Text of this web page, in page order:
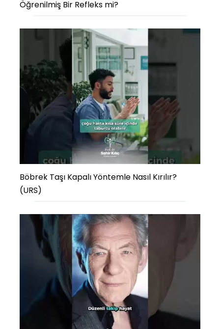
Öğrenilmiş Bir Refleks mi?
Böbrek Taşı Kapalı Yöntemle Nasıl Kırılır?
(URS)